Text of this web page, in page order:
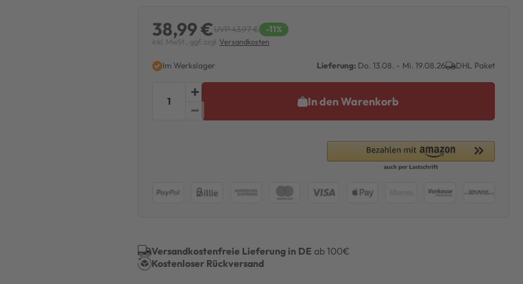
38,99 €UVP 43,97 € -11%
inkl. MwSt., ggf. zzgl. Versandkosten
Im Werkslager Lieferung: Do. 13.08. - Mi. 19.08.26 DHL Paket
In den Warenkorb
Versandkostenfreie Lieferung in DE ab 100€
Kostenloser Rückversand